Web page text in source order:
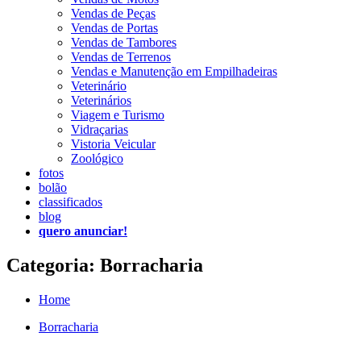
Vendas de Peças
Vendas de Portas
Vendas de Tambores
Vendas de Terrenos
Vendas e Manutenção em Empilhadeiras
Veterinário
Veterinários
Viagem e Turismo
Vidraçarias
Vistoria Veicular
Zoológico
fotos
bolão
classificados
blog
quero anunciar!
Categoria: Borracharia
Home
Borracharia